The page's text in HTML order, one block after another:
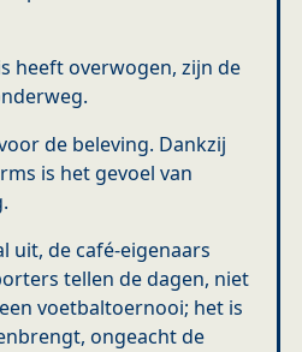
heeft overwogen, zijn de
de beleving. Dankzij
is het gevoel van
uit, de café-eigenaars
tellen de dagen, niet
voetbaltoernooi; het is
ongeacht de